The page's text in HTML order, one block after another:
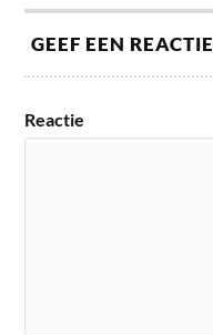
GEEF EEN REACTIE
Reactie